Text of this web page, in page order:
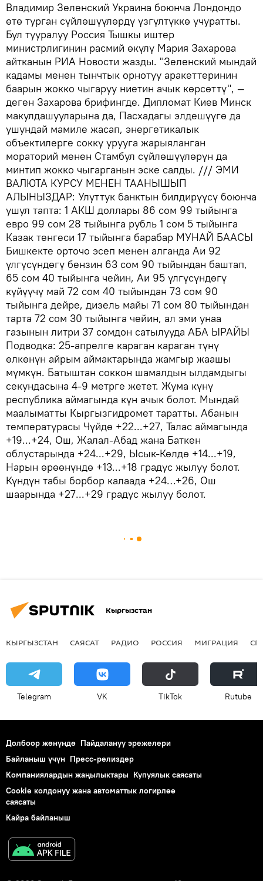
Владимир Зеленский Украина боюнча Лондондо
өтө турган сүйлөшүүлөрдү үзгүлтүккө учуратты.
Бул тууралуу Россия Тышкы иштер
министрлигинин расмий өкүлү Мария Захарова
айтканын РИА Новости жазды. "Зеленский мындай
кадамы менен тынчтык орнотуу аракеттеринин
баарын жокко чыгаруу ниетин ачык көрсөттү", —
деген Захарова брифингде. Дипломат Киев Минск
макулдашууларына да, Пасхадагы элдешүүгө да
ушундай мамиле жасап, энергетикалык
объектилерге сокку урууга жарыяланган
мораторий менен Стамбул сүйлөшүүлөрүн да
минтип жокко чыгарганын эске салды. /// ЭМИ
ВАЛЮТА КУРСУ МЕНЕН ТААНЫШЫП
АЛЫНЫЗДАР: Улуттук банктын билдирүүсү боюнча
ушул тапта: 1 АКШ доллары 86 сом 99 тыйынга
евро 99 сом 28 тыйынга рубль 1 сом 5 тыйынга
Казак тенгеси 17 тыйынга барабар МУНАЙ БААСЫ
Бишкекте орточо эсеп менен алганда Аи 92
үлгүсүндөгү бензин 63 сом 90 тыйындан баштап,
65 сом 40 тыйынга чейин, Аи 95 үлгүсүндөгү
күйүүчү май 72 сом 40 тыйындан 73 сом 90
тыйынга дейре, дизель майы 71 сом 80 тыйындан
тарта 72 сом 30 тыйынга чейин, ал эми унаа
газынын литри 37 сомдон сатылууда АБА ЫРАЙЫ
Подводка: 25-апрелге караган караган түнү
өлкөнүн айрым аймактарында жамгыр жаашы
мүмкүн. Батыштан соккон шамалдын ылдамдыгы
секундасына 4-9 метрге жетет. Жума күнү
республика аймагында күн ачык болот. Мындай
маалыматты Кыргызгидромет таратты. Абанын
температурасы Чүйдө +22...+27, Талас аймагында
+19...+24, Ош, Жалал-Абад жана Баткен
облустарында +24...+29, Ысык-Көлдө +14...+19,
Нарын өрөөнүндө +13...+18 градус жылуу болот.
Күндүн табы борбор калаада +24…+26, Ош
шаарында +27...+29 градус жылуу болот.
Кыргызстан
КЫРГЫЗСТАН САЯСАТ РАДИО РОССИЯ МИГРАЦИЯ
Telegram VK ТikТоk Rutube
Долбоор жөнүндө Пайдалануу эрежелери
Байланыш үчүн Пресс-релиздер
Компаниялардын жаңылыктары Купуялык саясаты
Cookie колдонуу жана автоматтык логирлөө
саясаты
Кайра байланыш